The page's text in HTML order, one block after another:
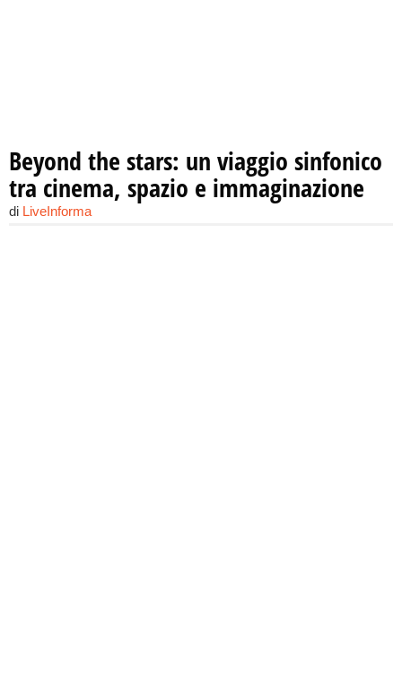
Beyond the stars: un viaggio sinfonico
tra cinema, spazio e immaginazione
di LiveInforma